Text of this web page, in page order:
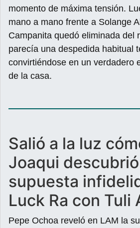
momento de máxima tensión.
mano a mano frente a Solange
Campanita quedó eliminada del
parecía una despedida habitual
convirtiéndose en un verdadero
de la casa.
Salió a la luz
Joaqui
supuesta
Luck Ra con Tuli
Pepe Ochoa reveló en LAM la